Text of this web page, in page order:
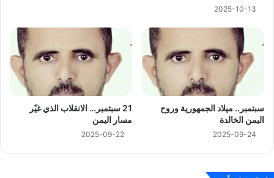
2025-10-13
سبتمبر.. ميلاد الجمهورية وروح
اليمن الخالدة
2025-09-24
21 سبتمبر… الانقلاب الذي غيّر
مسار اليمن
2025-09-22